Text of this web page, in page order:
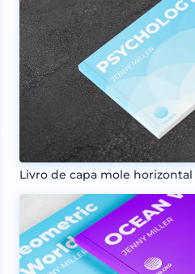
Livro de capa mole